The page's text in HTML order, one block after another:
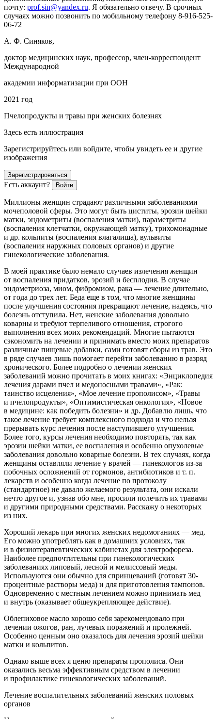
почту: prof.sin@yandex.ru. Я обязательно отвечу. В срочных
случаях можно позвонить по мобильному телефону 8-916-525-
06-72
А. Ф. Синяков,
доктор медицинских наук, профессор, член-корреспондент
Международной
академии информатизации при ООН
2021 год
Пчелопродукты и травы при женских болезнях
Здесь есть иллюстрация
Зарегистрируйтесь или войдите, чтобы увидеть ее и другие
изображения
Зарегистрироваться
Есть аккаунт? Войти
Миллионы женщин страдают различными заболеваниями
мочеполовой сферы. Это могут быть циститы, эрозии шейки
матки, эндометриты (воспаления матки), параметриты
(воспаления клетчатки, окружающей матку), трихомонадные
и др. кольпиты (воспаления влагалища), вульвиты
(воспаления наружных половых органов) и другие
гинекологические заболевания.
В моей практике было немало случаев излечения женщин
от воспаления придатков, эрозий и бесплодия. В случае
эндометриоза, миом, фибромиом, рака — лечение длительно,
от года до трех лет. Беда еще в том, что многие женщины
после улучшения состояния прекращают лечение, надеясь, что
болезнь отступила. Нет, женские заболевания довольно
коварны и требуют терпеливого отношения, строгого
выполнения всех моих рекомендаций. Многие пытаются
сэкономить на лечении и принимать вместо моих препаратов
различные пищевые добавки, сами готовят сборы из трав. Это
в ряде случаев лишь помогает перейти заболеванию в разряд
хронического. Более подробно о лечении женских
заболеваний можно прочитать в моих книгах: «Энциклопедия
лечения дарами пчел и медоносными травами», «Рак:
таинство исцеления», «Мое лечение прополисом», «Травы
и пчелопродукты», «Оптимистическая онкология», «Новое
в медицине: как победить болезни» и др. Добавлю лишь, что
такое лечение требует комплексного подхода и что нельзя
прерывать курс лечения после наступившего улучшения.
Более того, курсы лечения необходимо повторять, так как
эрозии шейки матки, ее воспаления и особенно опухолевые
заболевания довольно коварные болезни. В тех случаях, когда
женщины оставляли лечение у врачей — гинекологов из-за
побочных осложнений от гормонов, антибиотиков и т. п.
лекарств и особенно когда лечение по протоколу
(стандартное) не давало желаемого результата, они искали
нечто другое и, узнав обо мне, просили полечить их травами
и другими природными средствами. Расскажу о некоторых
из них.
Хороший лекарь при многих женских недомоганиях — мед.
Его можно употреблять как в домашних условиях, так
и в физиотерапевтических кабинетах для электрофореза.
Наиболее предпочтительны при гинекологических
заболеваниях липовый, лесной и мелиссовый меды.
Используются они обычно для спринцеваний (готовят 30-
процентные растворы меда) и для приготовления тампонов.
Одновременно с местным лечением можно принимать мед
и внутрь (оказывает общеукрепляющее действие).
Облепиховое масло хорошо себя зарекомендовало при
лечении ожогов, ран, лучевых поражений и пролежней.
Особенно ценным оно оказалось для лечения эрозий шейки
матки и кольпитов.
Однако выше всех я ценю препараты прополиса. Они
оказались весьма эффективным средством в лечении
и профилактике гинекологических заболеваний.
Лечение воспалительных заболеваний женских половых
органов